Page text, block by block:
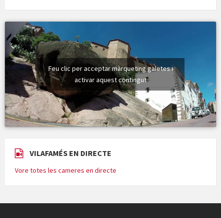
Feu clic per acceptar màrqueting galetes i
activar aquest contingut
VILAFAMÉS EN DIRECTE
Vore totes les cameres en directe